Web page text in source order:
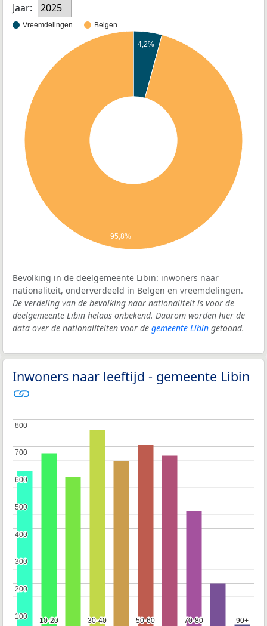
Jaar: 2025
Vreemdelingen Belgen
4,2%
95,8%
Bevolking in de deelgemeente Libin: inwoners naar
nationaliteit, onderverdeeld in Belgen en vreemdelingen.
De verdeling van de bevolking naar nationaliteit is voor de
deelgemeente Libin helaas onbekend. Daarom worden hier de
data over de nationaliteiten voor de gemeente Libin getoond.
Inwoners naar leeftijd - gemeente Libin
10-20
10-20
30-40
30-40
50-60
50-60
70-80
70-80
90+
90+
100
100
200
200
300
300
400
400
500
500
600
600
700
700
800
800